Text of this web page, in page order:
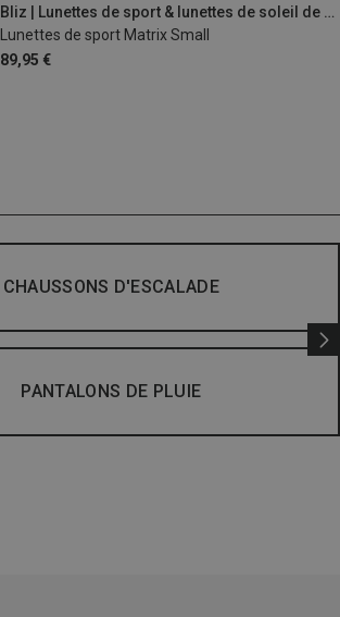
Bliz | Lunettes de sport & lunettes de soleil de sport
Lunettes de sport Matrix Small
89,95 €
CHAUSSONS D'ESCALADE
PANTALONS DE PLUIE